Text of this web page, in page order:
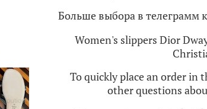
Больше выбора в телеграмм
Women's slippers Dior
To quickly place an order in
other questions